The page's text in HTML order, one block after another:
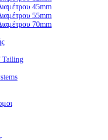
45mm
55mm
70mm
Tailing